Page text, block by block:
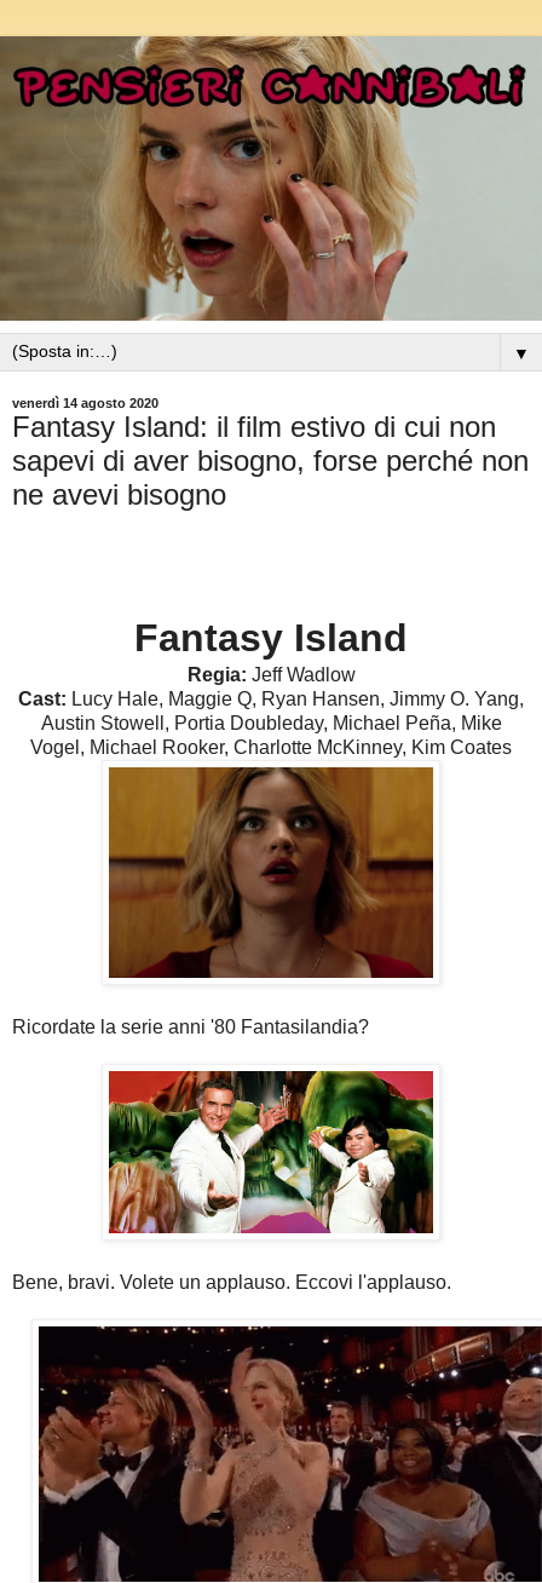
▼
venerdì 14 agosto 2020
Fantasy Island: il film estivo di cui non
sapevi di aver bisogno, forse perché non
ne avevi bisogno
Fantasy Island
Regia: Jeff Wadlow
Cast: Lucy Hale, Maggie Q, Ryan Hansen, Jimmy O. Yang,
Austin Stowell, Portia Doubleday, Michael Peña, Mike
Vogel, Michael Rooker, Charlotte McKinney, Kim Coates
Ricordate la serie anni '80 Fantasilandia?
Bene, bravi. Volete un applauso. Eccovi l'applauso.